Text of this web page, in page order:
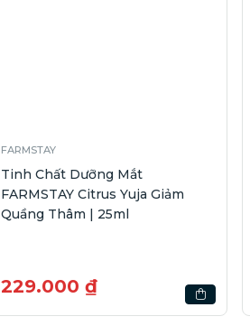
FARMSTAY
Tinh Chất Dưỡng Mắt
FARMSTAY Citrus Yuja Giảm
Quầng Thâm | 25ml
229.000 ₫